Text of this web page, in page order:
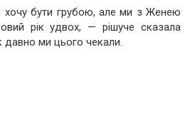
хочу бути грубою, але ми з Женею
рік удвох, — рішуче сказала
давно ми цього чекали.